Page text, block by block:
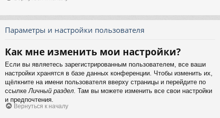
Параметры и настройки пользователя
Как мне изменить мои настройки?
Если вы являетесь зарегистрированным пользователем, все ваши
настройки хранятся в базе данных конференции. Чтобы изменить их,
щёлкните на имени пользователя вверху страницы и перейдите по
ссылке Личный раздел . Там вы можете изменить все свои настройки
и предпочтения.
Вернуться к началу